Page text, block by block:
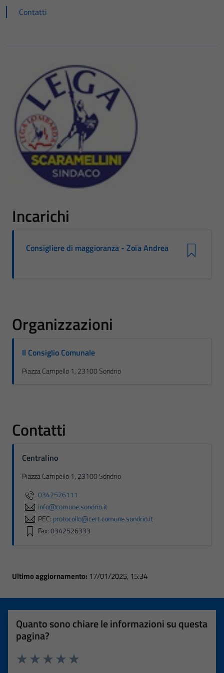
Contatti
Incarichi
Consigliere di maggioranza - Zoia Andrea
Organizzazioni
Il Consiglio Comunale
Piazza Campello 1, 23100 Sondrio
Contatti
Centralino
Piazza Campello 1, 23100 Sondrio
0342526111
info@comune.sondrio.it
PEC: protocollo@cert.comune.sondrio.it
Fax: 0342526333
Ultimo aggiornamento: 17/01/2025, 15:34
Quanto sono chiare le informazioni su questa
pagina?